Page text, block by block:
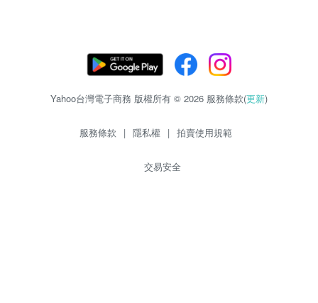
Yahoo台灣電子商務 版權所有 © 2026 服務條款(更新)
服務條款 | 隱私權 | 拍賣使用規範
交易安全